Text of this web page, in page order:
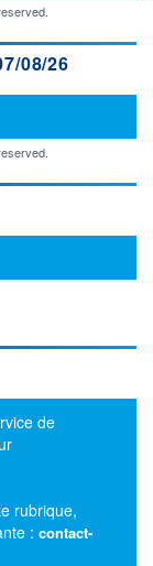
08/26
de
rubrique,
: contact-